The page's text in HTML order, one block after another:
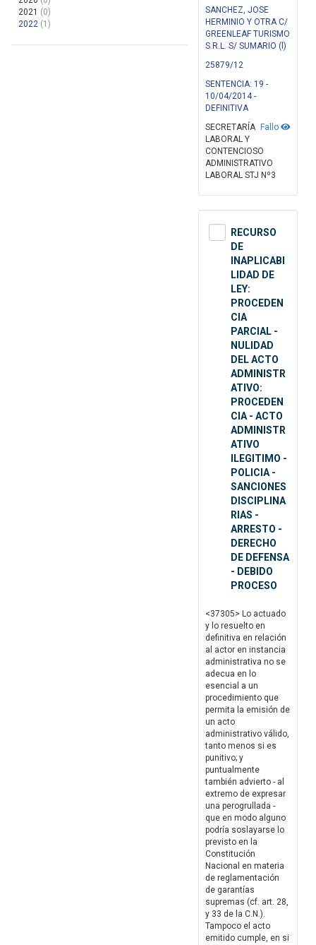
2021 (0)
2022 (1)
SANCHEZ, JOSE
HERMINIO Y OTRA C/
GREENLEAF TURISMO
S.R.L. S/ SUMARIO (l)
25879/12
SENTENCIA: 19 -
10/04/2014 -
DEFINITIVA
Fallo
SECRETARÍA
LABORAL Y
CONTENCIOSO
ADMINISTRATIVO
LABORAL STJ Nº3
RECURSO
DE
INAPLICABI
LIDAD DE
LEY:
PROCEDEN
CIA
PARCIAL -
NULIDAD
DEL ACTO
ADMINISTR
ATIVO:
PROCEDEN
CIA - ACTO
ADMINISTR
ATIVO
ILEGITIMO -
POLICIA -
SANCIONES
DISCIPLINA
RIAS -
ARRESTO -
DERECHO
DE DEFENSA
- DEBIDO
PROCESO
<37305> Lo actuado
y lo resuelto en
definitiva en relación
al actor en instancia
administrativa no se
adecua en lo
esencial a un
procedimiento que
permita la emisión de
un acto
administrativo válido,
tanto menos si es
punitivo; y
puntualmente
también advierto - al
extremo de expresar
una perogrullada -
que en modo alguno
podría soslayarse lo
previsto en la
Constitución
Nacional en materia
de reglamentación
de garantías
supremas (cf. art. 28,
y 33 de la C.N.).
Tampoco el acto
emitido cumple, en si